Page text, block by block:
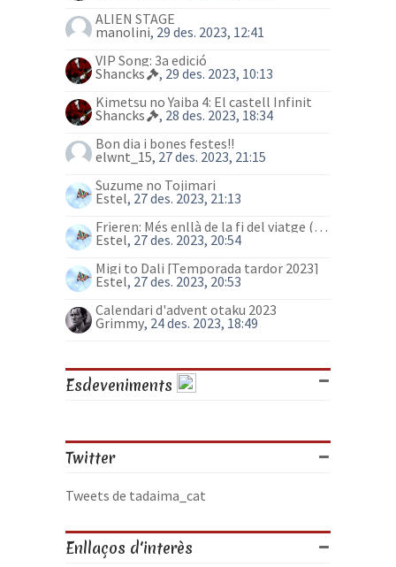
ALIEN STAGE
manolini, 29 des. 2023, 12:41
VIP Song: 3a edició
Shancks
, 29 des. 2023, 10:13
Kimetsu no Yaiba 4: El castell Infinit
Shancks
, 28 des. 2023, 18:34
Bon dia i bones festes!!
elwnt_15, 27 des. 2023, 21:15
Suzume no Tojimari
Estel, 27 des. 2023, 21:13
Frieren: Més enllà de la fi del viatge (anime)
Estel, 27 des. 2023, 20:54
Migi to Dali [Temporada tardor 2023]
Estel, 27 des. 2023, 20:53
Calendari d'advent otaku 2023
Grimmy, 24 des. 2023, 18:49
Esdeveniments
Twitter
Tweets de tadaima_cat
Enllaços d'interès